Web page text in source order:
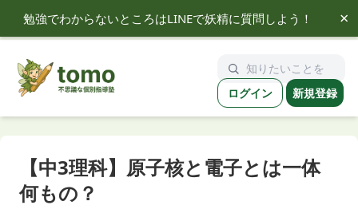
勉強でわからないところはLINEで妖精に質問しよう！ ×
tomo ログイン 新規登録
【中3理科】原子核と電子とは一体
何もの？